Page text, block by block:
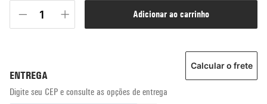
adicionar ao carrinho
Calcular o frete